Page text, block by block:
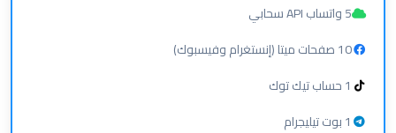
5 واتساب API سحابي
10 صفحات ميتا (إنستغرام وفيسبوك)
1 حساب تيك توك
1 بوت تيليجرام